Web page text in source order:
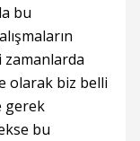
bu
zamanlarda
olarak biz belli
gerek
bu